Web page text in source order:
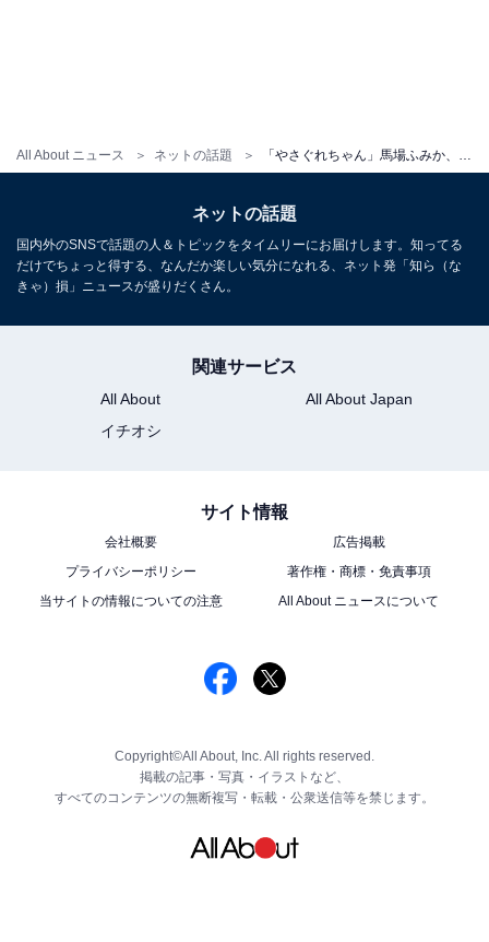
All About ニュース ネットの話題
ネットの話題
国内外のSNSで話題の人＆トピックをタイムリーにお届けします。知ってる
だけでちょっと得する、なんだか楽しい気分になれる、ネット発「知ら（な
きゃ）損」ニュースが盛りだくさん。
関連サービス
All About
All About Japan
イチオシ
サイト情報
会社概要
広告掲載
プライバシーポリシー
著作権・商標・免責事項
当サイトの情報についての注意
All About ニュースについて
Copyright©All About, Inc. All rights reserved.
掲載の記事・写真・イラストなど、
すべてのコンテンツの無断複写・転載・公衆送信等を禁じます。